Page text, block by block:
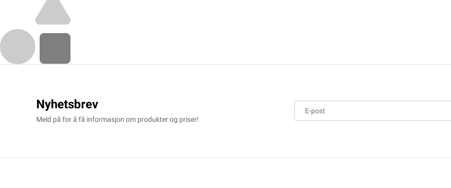
Nyhetsbrev
Meld på for å få informasjon om produkter og priser!